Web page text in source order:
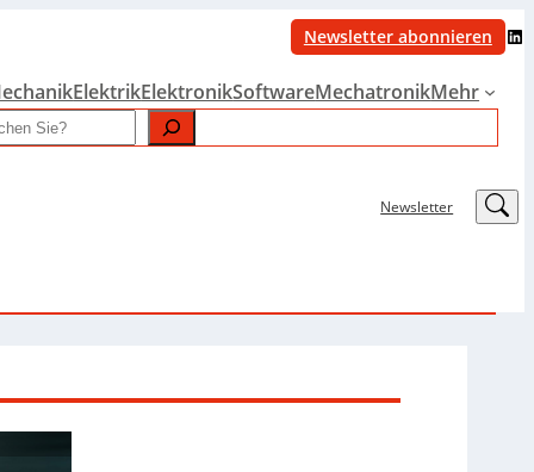
Newsletter abonnieren LinkedIn
ElektrikElektronikSoftwareMechatronikMehr
Newsletter LinkedIn